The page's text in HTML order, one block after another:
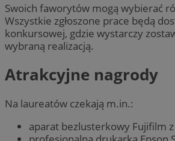
Swoich faworytów mogą wybierać
Wszystkie zgłoszone prace będą
konkursowej, gdzie wystarczy
wybraną realizacją.
Atrakcyjne nagrody
Na laureatów czekają m.in.:
aparat bezlusterkowy Fujifilm